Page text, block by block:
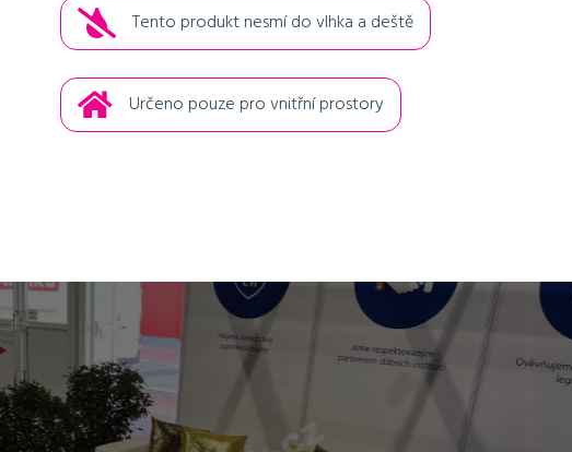
Tento produkt nesmí do vlhka a deště
Určeno pouze pro vnitřní prostory